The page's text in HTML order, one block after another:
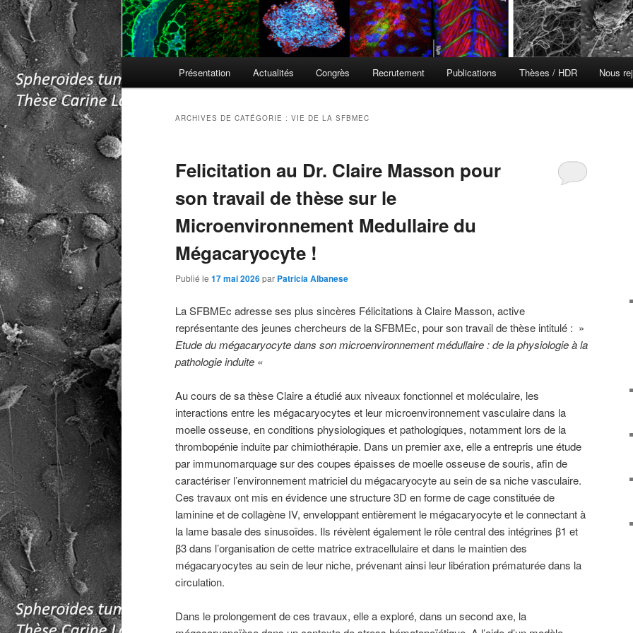
Présentation Actualités Congrès Recrutement Publications Thèses / HDR Nous
ARCHIVES DE CATÉGORIE : VIE DE LA SFBMEC
Felicitation au Dr. Claire Masson pour
son travail de thèse sur le
Microenvironnement Medullaire du
Mégacaryocyte !
Publié le 17 mai 2026par Patricia Albanese
La SFBMEc adresse ses plus sincères Félicitations à Claire Masson, active
représentante des jeunes chercheurs de la SFBMEc, pour son travail de thèse intitulé : »
Etude du mégacaryocyte dans son microenvironnement médullaire : de la physiologie à la
pathologie induite «
Au cours de sa thèse Claire a étudié aux niveaux fonctionnel et moléculaire, les
interactions entre les mégacaryocytes et leur microenvironnement vasculaire dans la
moelle osseuse, en conditions physiologiques et pathologiques, notamment lors de la
thrombopénie induite par chimiothérapie. Dans un premier axe, elle a entrepris une étude
par immunomarquage sur des coupes épaisses de moelle osseuse de souris, afin de
caractériser l’environnement matriciel du mégacaryocyte au sein de sa niche vasculaire.
Ces travaux ont mis en évidence une structure 3D en forme de cage constituée de
laminine et de collagène IV, enveloppant entièrement le mégacaryocyte et le connectant à
la lame basale des sinusoïdes. Ils révèlent également le rôle central des intégrines β1 et
β3 dans l’organisation de cette matrice extracellulaire et dans le maintien des
mégacaryocytes au sein de leur niche, prévenant ainsi leur libération prématurée dans la
circulation.
Dans le prolongement de ces travaux, elle a exploré, dans un second axe, la